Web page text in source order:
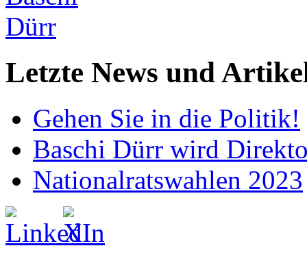
Letzte News und
Gehen Sie in die Politik!
Baschi Dürr wird
Nationalratswahlen 2023